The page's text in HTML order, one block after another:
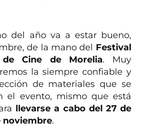
del año va a estar bueno,
de la mano del Festival
de Cine de Morelia. Muy
la siempre confiable y
de materiales que se
el evento, mismo que está
llevarse a cabo del 27 de
noviembre.